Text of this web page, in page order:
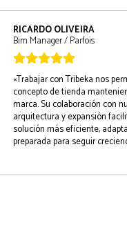
RICARDO OLIVEIRA
Bim Manager / Parfois
«Trabajar con Tribeka nos
concepto de tienda
marca. Su colaboración con
arquitectura y expansión
solución más eficiente,
preparada para seguir